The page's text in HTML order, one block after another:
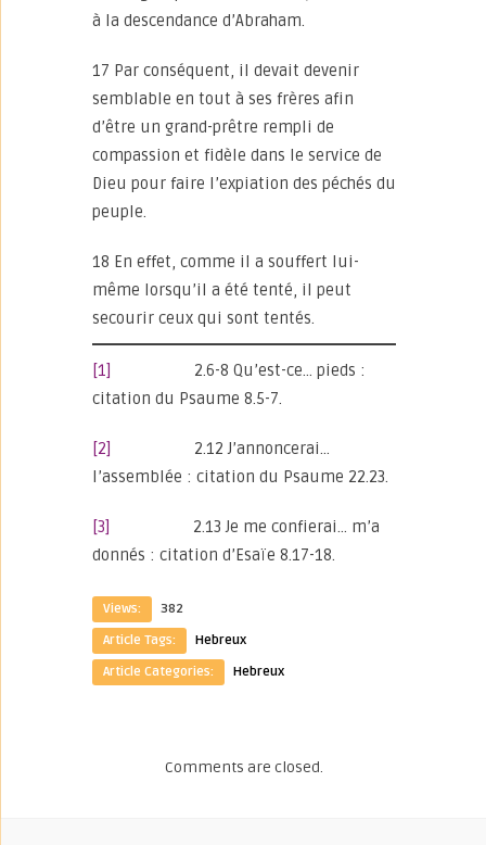
à la descendance d’Abraham.
17 Par conséquent, il devait devenir
semblable en tout à ses frères afin
d’être un grand-prêtre rempli de
compassion et fidèle dans le service de
Dieu pour faire l’expiation des péchés du
peuple.
18 En effet, comme il a souffert lui-
même lorsqu’il a été tenté, il peut
secourir ceux qui sont tentés.
[1]
2.6-8 Qu’est-ce… pieds :
citation du Psaume 8.5-7.
[2]
2.12 J’annoncerai…
l’assemblée : citation du Psaume 22.23.
[3]
2.13 Je me confierai… m’a
donnés : citation d’Esaïe 8.17-18.
Views:
382
Article Tags:
Hebreux
Article Categories:
Hebreux
Comments are closed.